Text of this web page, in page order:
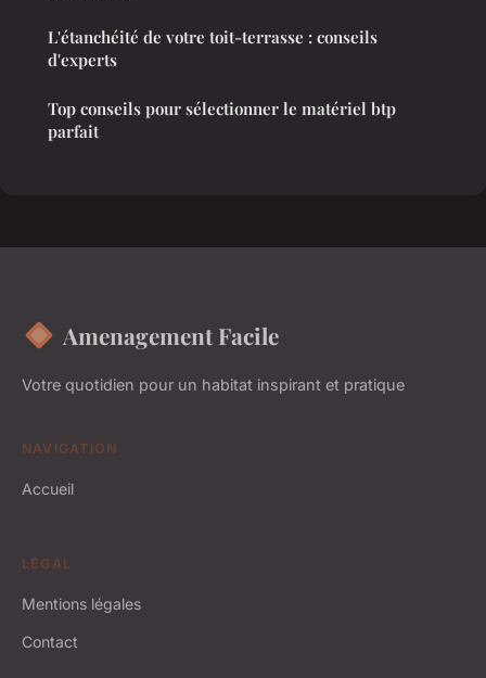
L'étanchéité de votre toit-terrasse : conseils
d'experts
Top conseils pour sélectionner le matériel btp
parfait
Amenagement Facile
Votre quotidien pour un habitat inspirant et pratique
NAVIGATION
Accueil
LÉGAL
Mentions légales
Contact